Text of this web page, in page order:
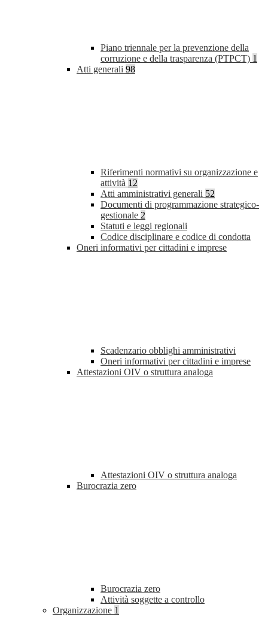
Piano triennale per la prevenzione della
corruzione e della trasparenza (PTPCT) 1
Atti generali 98
Riferimenti normativi su organizzazione e
attività 12
Atti amministrativi generali 52
Documenti di programmazione strategico-
gestionale 2
Statuti e leggi regionali
Codice disciplinare e codice di condotta
Oneri informativi per cittadini e imprese
Scadenzario obblighi amministrativi
Oneri informativi per cittadini e imprese
Attestazioni OIV o struttura analoga
Attestazioni OIV o struttura analoga
Burocrazia zero
Burocrazia zero
Attività soggette a controllo
Organizzazione 1